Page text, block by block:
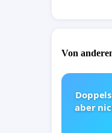
Von
aber